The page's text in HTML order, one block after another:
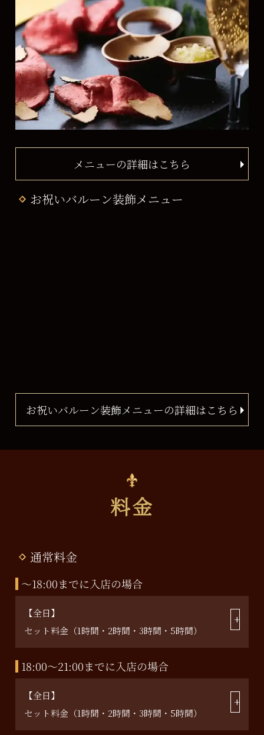
メニューの詳細はこちら
お祝いバルーン装飾メニュー
お祝いバルーン装飾メニューの詳細はこちら
料金
通常料金
～18:00までに入店の場合
【全日】
セット料金（1時間・2時間・3時間・5時間）
18:00～21:00までに入店の場合
【全日】
セット料金（1時間・2時間・3時間・5時間）